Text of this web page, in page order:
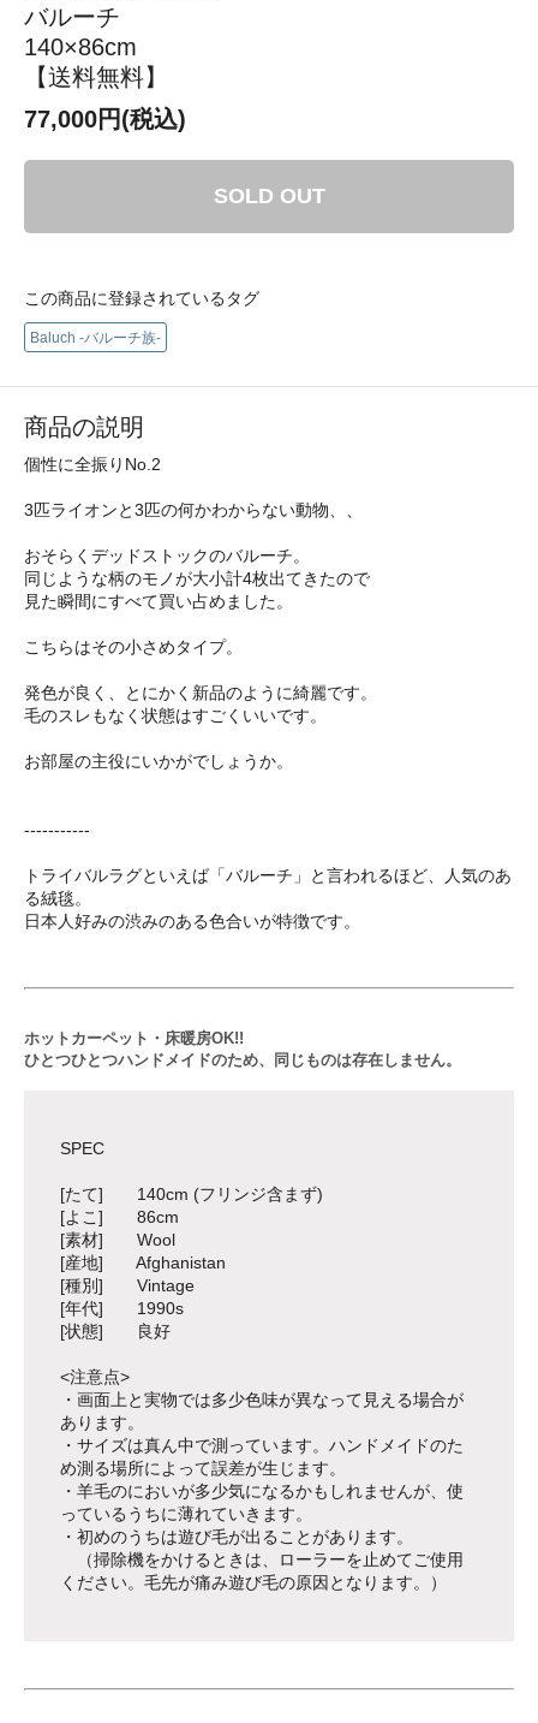
バルーチ
140×86cm
【送料無料】
77,000円(税込)
SOLD OUT
この商品に登録されているタグ
Baluch -バルーチ族-
商品の説明
個性に全振りNo.2
3匹ライオンと3匹の何かわからない動物、、
おそらくデッドストックのバルーチ。
同じような柄のモノが大小計4枚出てきたので
見た瞬間にすべて買い占めました。
こちらはその小さめタイプ。
発色が良く、とにかく新品のように綺麗です。
毛のスレもなく状態はすごくいいです。
お部屋の主役にいかがでしょうか。
-----------
トライバルラグといえば「バルーチ」と言われるほど、人気のあ
る絨毯。
日本人好みの渋みのある色合いが特徴です。
ホットカーペット・床暖房OK!!
ひとつひとつハンドメイドのため、同じものは存在しません。
SPEC
[たて] 140cm (フリンジ含まず)
[よこ] 86cm
[素材] Wool
[産地] Afghanistan
[種別] Vintage
[年代] 1990s
[状態] 良好
<注意点>
・画面上と実物では多少色味が異なって見える場合が
あります。
・サイズは真ん中で測っています。ハンドメイドのた
め測る場所によって誤差が生じます。
・羊毛のにおいが多少気になるかもしれませんが、使
っているうちに薄れていきます。
・初めのうちは遊び毛が出ることがあります。
（掃除機をかけるときは、ローラーを止めてご使用
ください。毛先が痛み遊び毛の原因となります。）